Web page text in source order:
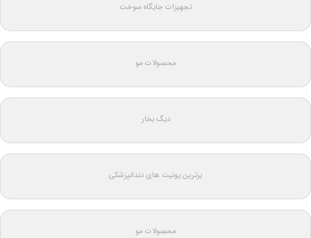
تجهیزات جایگاه سوخت
محصولات مو
دیگ بخار
برترین یونیت های دندانپزشکی
محصولات مو